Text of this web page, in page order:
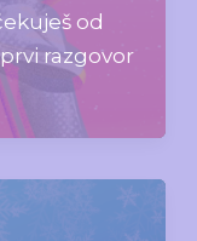
od
razgovor